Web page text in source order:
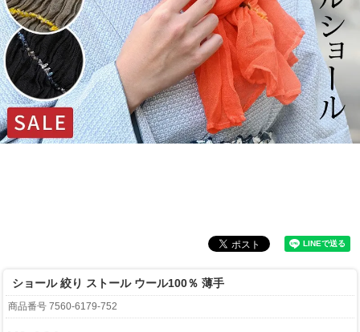
ショール 絞り ストール ウール100％ 薄手
商品番号 7560-6179-752